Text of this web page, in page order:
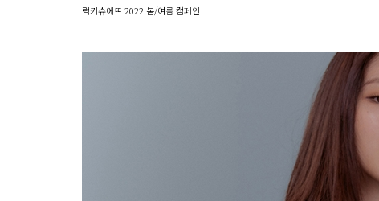
럭키슈에뜨 2022 봄/여름 캠페인